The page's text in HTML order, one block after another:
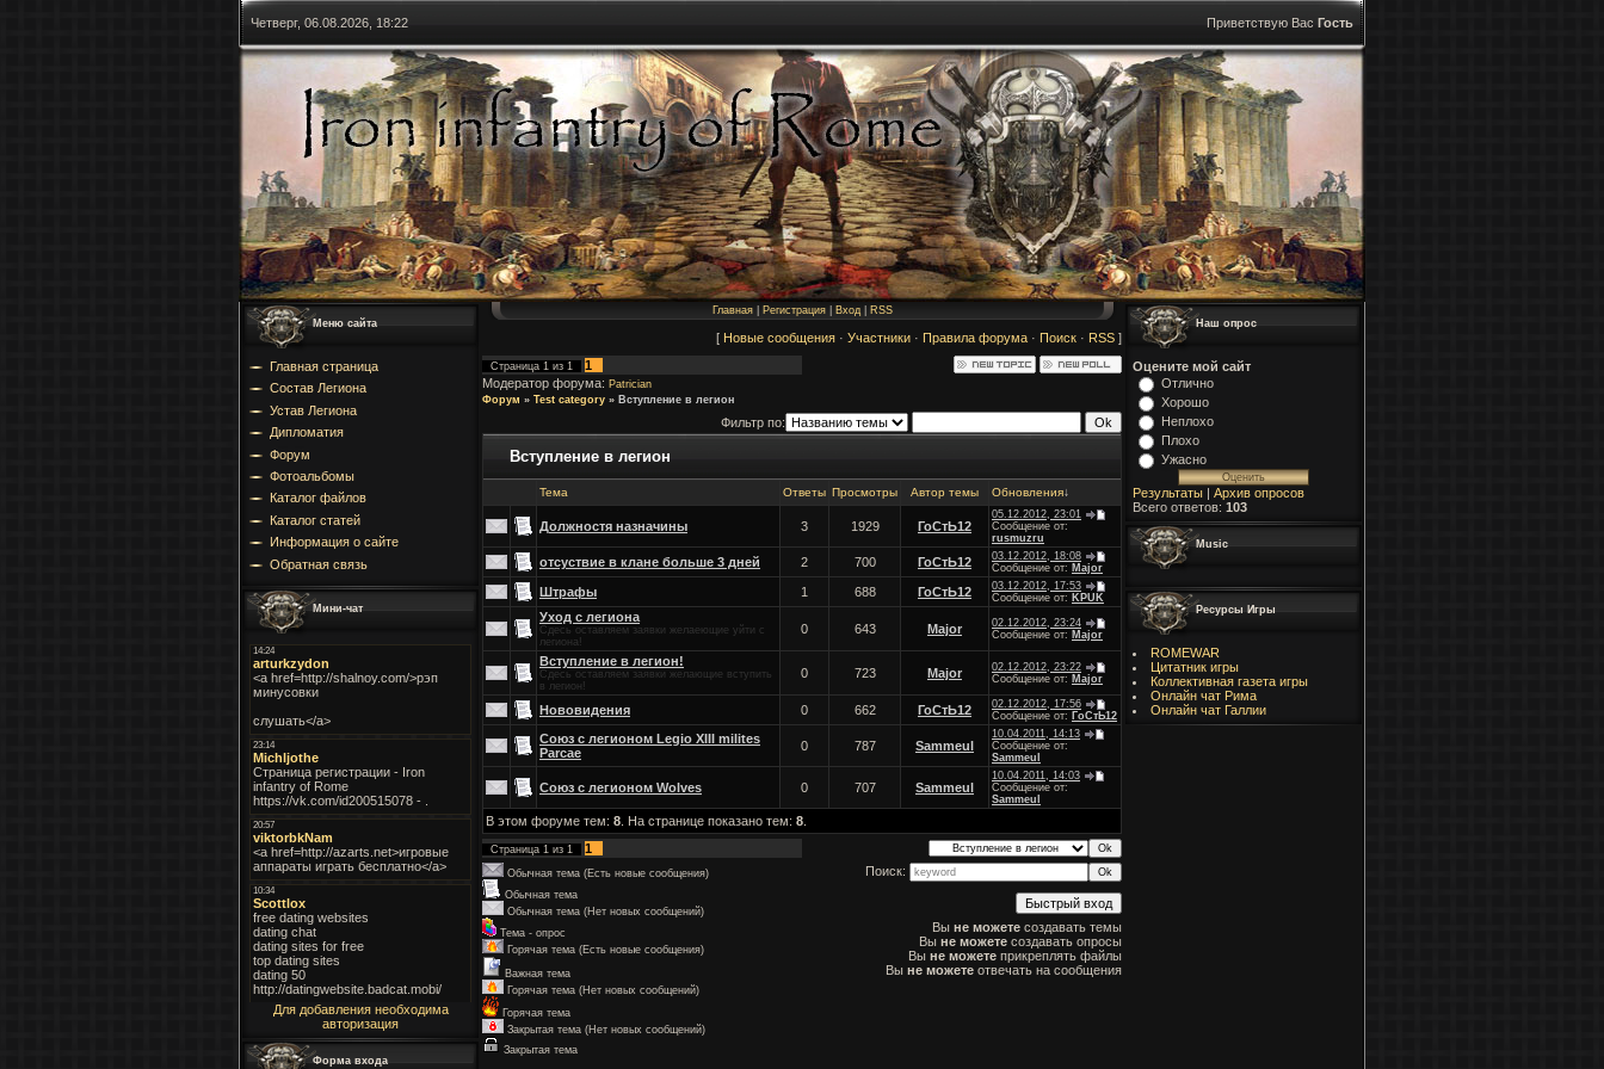
Четверг, 06.08.2026, 18:22 Приветствую Вас Гость
Меню сайта
Главная страница
Состав Легиона
Устав Легиона
Дипломатия
Форум
Фотоальбомы
Каталог файлов
Каталог статей
Информация о сайте
Обратная связь
Мини-чат
Для добавления необходима
авторизация
Форма входа
Главная| Регистрация| Вход| RSS
[ Новые сообщения · Участники · Правила форума · Поиск · RSS ]
Страница 1 из 1
1
Модератор форума: Patrician
Форум » Test category » Вступление в легион
Фильтр по:
Вступление в легион
Тема Ответы Просмотры Автор темы Обновления↓
Должностя назначины 3 1929 ГоСтЬ12
05.12.2012, 23:01
Сообщение от:
rusmuzru
отсуствие в клане больше 3 дней 2 700 ГоСтЬ12
03.12.2012, 18:08
Сообщение от: Major
Штрафы 1 688 ГоСтЬ12
03.12.2012, 17:53
Сообщение от: KPUK
Уход с легиона
Сдесь оставляем заявки желаеющие уйти с
легиона!
0 643 Major
02.12.2012, 23:24
Сообщение от: Major
Вступление в легион!
Сдесь оставляем заявки желающие вступить
в легион!
0 723 Major
02.12.2012, 23:22
Сообщение от: Major
Нововидения 0 662 ГоСтЬ12
02.12.2012, 17:56
Сообщение от: ГоСтЬ12
Союз с легионом Legio XIII milites
Parcae
0 787 Sammeul
10.04.2011, 14:13
Сообщение от:
Sammeul
Союз с легионом Wolves 0 707 Sammeul
10.04.2011, 14:03
Сообщение от:
Sammeul
В этом форуме тем: 8 . На странице показано тем: 8
Страница 1 из 1 1
Обычная тема (Есть новые сообщения)
Обычная тема
Обычная тема (Нет новых сообщений)
Тема - опрос
Горячая тема (Есть новые сообщения)
Важная тема
Горячая тема (Нет новых сообщений)
Горячая тема
Закрытая тема (Нет новых сообщений)
Закрытая тема
Поиск:
Вы не можете создавать темы
Вы не можете создавать опросы
Вы не можете прикреплять файлы
Вы не можете отвечать на сообщения
Наш опрос
Оцените мой сайт
Отлично
Хорошо
Неплохо
Плохо
Ужасно
Результаты | Архив опросов
Всего ответов: 103
Music
Ресурсы Игры
ROMEWAR
Цитатник игры
Коллективная газета игры
Онлайн чат Рима
Онлайн чат Галлии